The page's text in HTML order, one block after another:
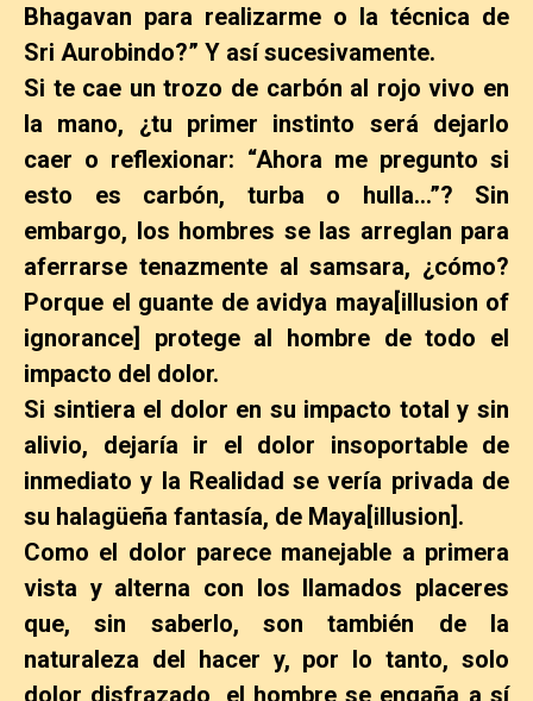
Bhagavan para realizarme o la técnica de
Sri Aurobindo?” Y así sucesivamente.
Si te cae un trozo de carbón al rojo vivo en
la mano, ¿tu primer instinto será dejarlo
caer o reflexionar: “Ahora me pregunto si
esto es carbón, turba o hulla…”? Sin
embargo, los hombres se las arreglan para
aferrarse tenazmente al samsara, ¿cómo?
Porque el guante de avidya maya[illusion of
ignorance] protege al hombre de todo el
impacto del dolor.
Si sintiera el dolor en su impacto total y sin
alivio, dejaría ir el dolor insoportable de
inmediato y la Realidad se vería privada de
su halagüeña fantasía, de Maya[illusion].
Como el dolor parece manejable a primera
vista y alterna con los llamados placeres
que, sin saberlo, son también de la
naturaleza del hacer y, por lo tanto, solo
dolor disfrazado, el hombre se engaña a sí